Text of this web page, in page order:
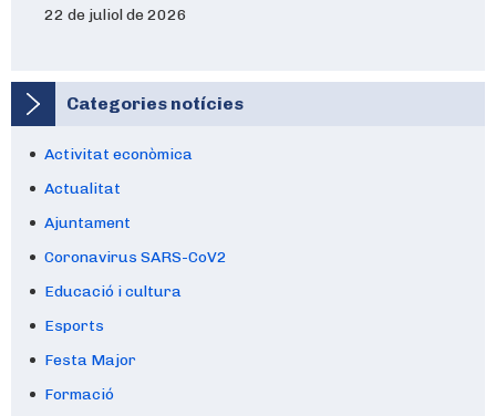
22 de juliol de 2026
Categories notícies
Activitat econòmica
Actualitat
Ajuntament
Coronavirus SARS-CoV2
Educació i cultura
Esports
Festa Major
Formació